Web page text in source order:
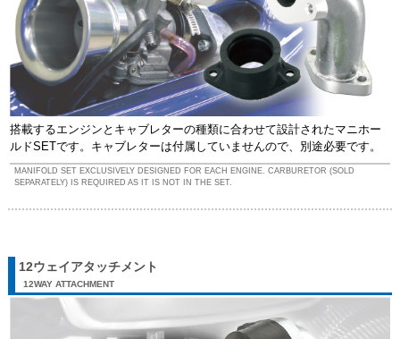
搭載するエンジンとキャブレターの種類に合わせて設計されたマニホー
ルドSETです。キャブレターは付属していませんので、別途必要です。
MANIFOLD SET EXCLUSIVELY DESIGNED FOR EACH ENGINE. CARBURETOR (SOLD
SEPARATELY) IS REQUIRED AS IT IS NOT IN THE SET.
12ウェイアタッチメント
12WAY ATTACHMENT